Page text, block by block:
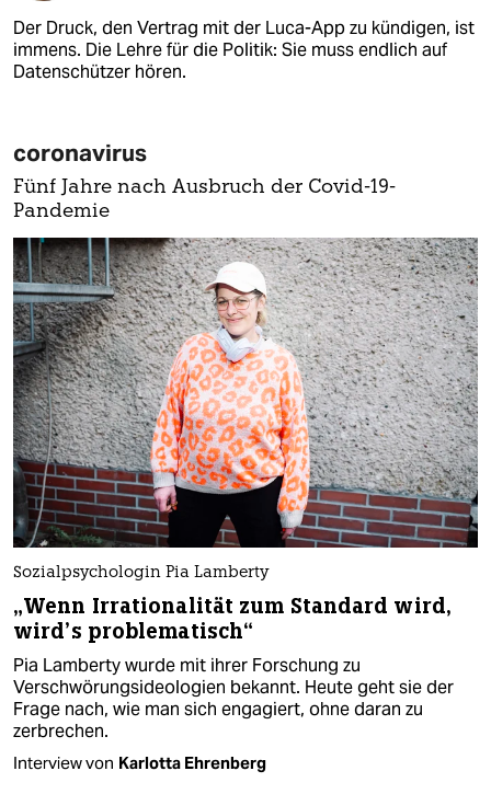
Der Druck, den Vertrag mit der Luca-App zu kündigen, ist
immens. Die Lehre für die Politik: Sie muss endlich auf
Datenschützer hören.
coronavirus
Fünf Jahre nach Ausbruch der Covid-19-
Pandemie
Sozialpsychologin Pia Lamberty
„Wenn Irrationalität zum Standard wird,
wird’s problematisch“
Pia Lamberty wurde mit ihrer Forschung zu
Verschwörungsideologien bekannt. Heute geht sie der
Frage nach, wie man sich engagiert, ohne daran zu
zerbrechen.
Interview von Karlotta Ehrenberg